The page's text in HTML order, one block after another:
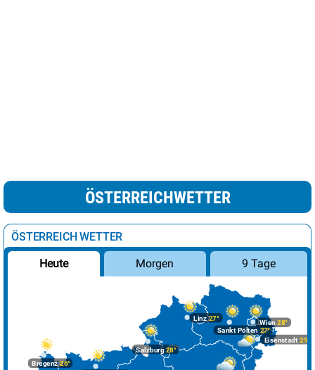
ÖSTERREICHWETTER
ÖSTERREICH WETTER
Heute Morgen 9 Tage
Bregenz26°
Linz27°
Salzburg28°
Wien 28°
Eisenstadt 29°
Sankt Pölten 27°